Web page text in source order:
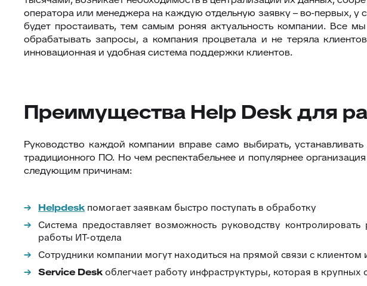
оператора или менеджера на каждую отдельную заявку – во-первых, у
будет простаивать, тем самым роняя актуальность компании. Все
обрабатывать запросы, а компания процветала и не теряла
инновационная и удобная система поддержки клиентов.
Преимущества Help Desk для
Руководство каждой компании вправе само выбирать, устанавливать
традиционного ПО. Но чем респектабельнее и популярнее
следующим причинам:
Helpdesk помогает заявкам быстро поступать в обработку
Система предоставляет возможность руководству
работы ИТ-отдела
Сотрудники компании могут находиться на прямой связи с
Service Deskоблегчает работу инфраструктуры, которая в